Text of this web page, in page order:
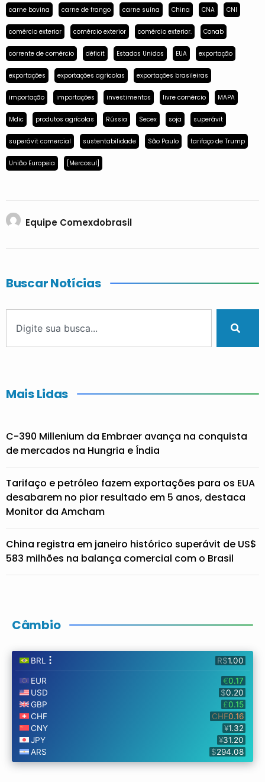
carne bovina carne de frango carne suína China CNA CNI
comércio exterior comércio exterior comércio exterior. Conab
corrente de comércio déficit Estados Unidos EUA exportação
exportações exportações agrícolas exportações brasileiras
importação importações investimentos livre comércio MAPA
Mdic produtos agrícolas Rússia Secex soja superávit
superávit comercial sustentabilidade São Paulo tarifaço de Trump
União Europeia [Mercosul]
Equipe Comexdobrasil
Buscar Notícias
Mais Lidas
C-390 Millenium da Embraer avança na conquista
de mercados na Hungria e Índia
Tarifaço e petróleo fazem exportações para os EUA
desabarem no pior resultado em 5 anos, destaca
Monitor da Amcham
China registra em janeiro histórico superávit de US$
583 milhões na balança comercial com o Brasil
Câmbio